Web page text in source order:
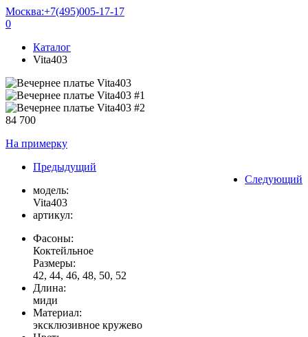
Москва:+7(495)005-17-17
0
Каталог
Vita403
84 700
На примерку
Предыдущий
Следующий
модель:
Vita403
артикул:
Фасоны:
Коктейльное
Размеры:
42, 44, 46, 48, 50, 52
Длина:
миди
Материал:
эксклюзивное кружево